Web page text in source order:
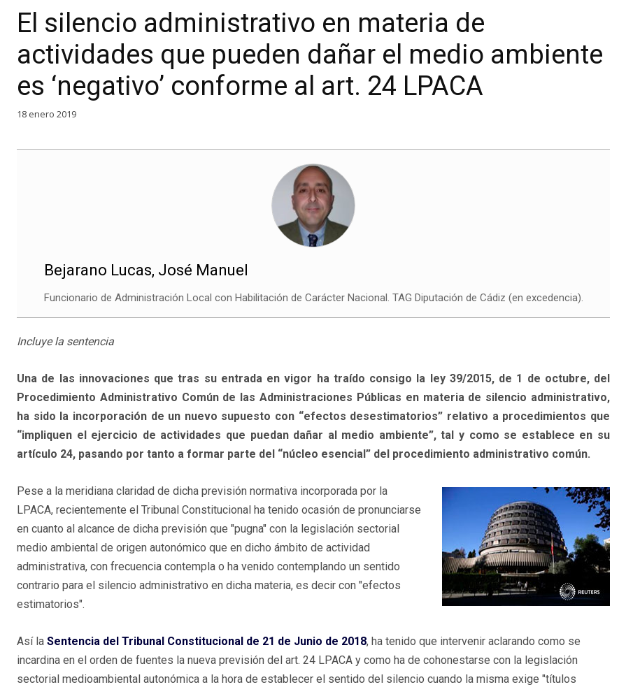
El silencio administrativo en materia de
actividades que pueden dañar el medio ambiente
es ‘negativo’ conforme al art. 24 LPACA
18 enero 2019
Bejarano Lucas, José Manuel
Funcionario de Administración Local con Habilitación de Carácter Nacional. TAG Diputación de Cádiz (en excedencia).
Incluye la sentencia
Una de las innovaciones que tras su entrada en vigor ha traído consigo la ley 39/2015, de 1 de octubre, del
Procedimiento Administrativo Común de las Administraciones Públicas en materia de silencio administrativo,
ha sido la incorporación de un nuevo supuesto con “efectos desestimatorios” relativo a procedimientos que
“impliquen el ejercicio de actividades que puedan dañar al medio ambiente”, tal y como se establece en su
artículo 24, pasando por tanto a formar parte del “núcleo esencial” del procedimiento administrativo común.
Pese a la meridiana claridad de dicha previsión normativa incorporada por la
LPACA, recientemente el Tribunal Constitucional ha tenido ocasión de pronunciarse
en cuanto al alcance de dicha previsión que "pugna" con la legislación sectorial
medio ambiental de origen autonómico que en dicho ámbito de actividad
administrativa, con frecuencia contempla o ha venido contemplando un sentido
contrario para el silencio administrativo en dicha materia, es decir con "efectos
estimatorios".
Así la Sentencia del Tribunal Constitucional de 21 de Junio de 2018, ha tenido que intervenir aclarando como se
incardina en el orden de fuentes la nueva previsión del art. 24 LPACA y como ha de cohonestarse con la legislación
sectorial medioambiental autonómica a la hora de establecer el sentido del silencio cuando la misma exige "títulos